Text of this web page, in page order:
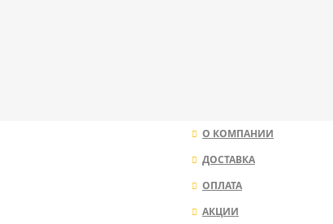
О КОМПАНИИ
ДОСТАВКА
ОПЛАТА
АКЦИИ